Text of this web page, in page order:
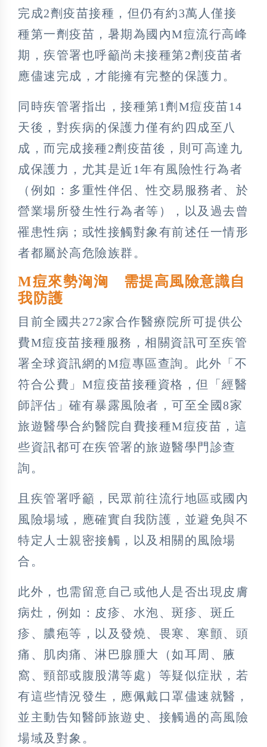
完成2劑疫苗接種，但仍有約3萬人僅接
種第一劑疫苗，暑期為國內M痘流行高峰
期，疾管署也呼籲尚未接種第2劑疫苗者
應儘速完成，才能擁有完整的保護力。
同時疾管署指出，接種第1劑M痘疫苗14
天後，對疾病的保護力僅有約四成至八
成，而完成接種2劑疫苗後，則可高達九
成保護力，尤其是近1年有風險性行為者
（例如：多重性伴侶、性交易服務者、於
營業場所發生性行為者等），以及過去曾
罹患性病；或性接觸對象有前述任一情形
者都屬於高危險族群。
M痘來勢洶洶 需提高風險意識自
我防護
目前全國共272家合作醫療院所可提供公
費M痘疫苗接種服務，相關資訊可至疾管
署全球資訊網的M痘專區查詢。此外「不
符合公費」M痘疫苗接種資格，但「經醫
師評估」確有暴露風險者，可至全國8家
旅遊醫學合約醫院自費接種M痘疫苗，這
些資訊都可在疾管署的旅遊醫學門診查
詢。
且疾管署呼籲，民眾前往流行地區或國內
風險場域，應確實自我防護，並避免與不
特定人士親密接觸，以及相關的風險場
合。
此外，也需留意自己或他人是否出現皮膚
病灶，例如：皮疹、水泡、斑疹、斑丘
疹、膿疱等，以及發燒、畏寒、寒顫、頭
痛、肌肉痛、淋巴腺腫大（如耳周、腋
窩、頸部或腹股溝等處）等疑似症狀，若
有這些情況發生，應佩戴口罩儘速就醫，
並主動告知醫師旅遊史、接觸過的高風險
場域及對象。